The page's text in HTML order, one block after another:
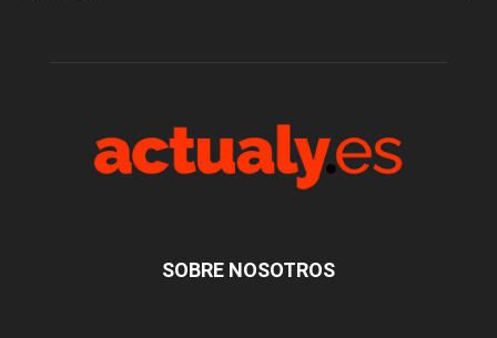
SOBRE NOSOTROS